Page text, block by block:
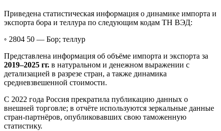
Приведена статистическая информация о динамике импорта и
экспорта бора и теллура по следующим кодам ТН ВЭД:
◦ 2804 50 — Бор; теллур
Представлена информация об объёме импорта и экспорта за
2019–2025 гг. в натуральном и денежном выражении с
детализацией в разрезе стран, а также динамика
средневзвешенной стоимости.
С 2022 года Россия прекратила публикацию данных о
внешней торговле; в отчёте используются зеркальные данные
стран-партнёров, опубликовавших свою таможенную
статистику.